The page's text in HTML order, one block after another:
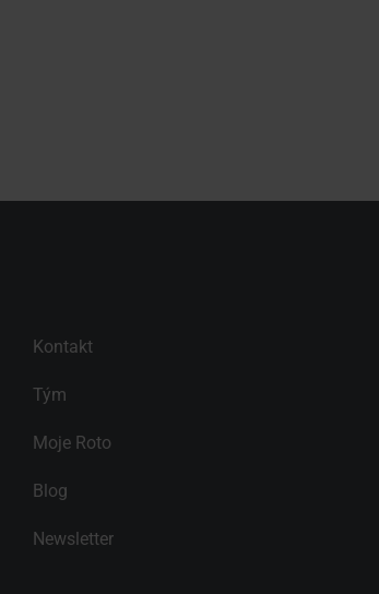
Kontakt
Tým
Moje Roto
Blog
Newsletter